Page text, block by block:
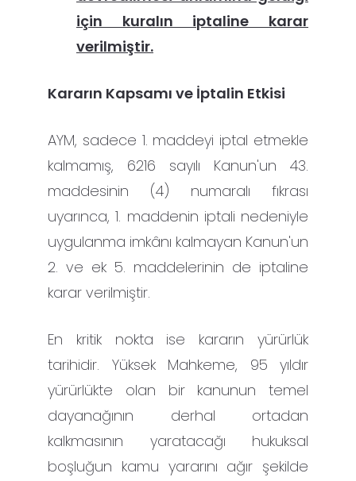
için kuralın iptaline karar
verilmiştir.
Kararın Kapsamı ve İptalin Etkisi
AYM, sadece 1. maddeyi iptal etmekle
kalmamış, 6216 sayılı Kanun'un 43.
maddesinin (4) numaralı fıkrası
uyarınca, 1. maddenin iptali nedeniyle
uygulanma imkânı kalmayan Kanun'un
2. ve ek 5. maddelerinin de iptaline
karar verilmiştir.
En kritik nokta ise kararın yürürlük
tarihidir. Yüksek Mahkeme, 95 yıldır
yürürlükte olan bir kanunun temel
dayanağının derhal ortadan
kalkmasının yaratacağı hukuksal
boşluğun kamu yararını ağır şekilde